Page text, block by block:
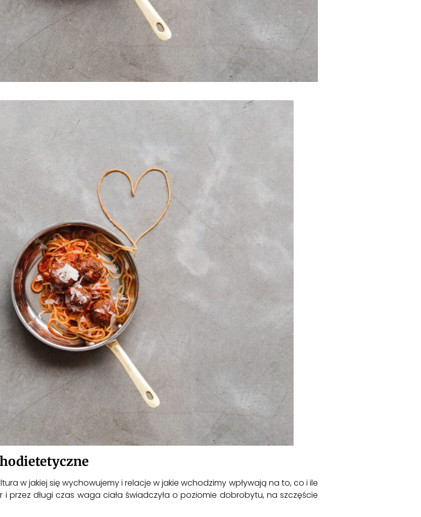
w jakiej się wychowujemy i relacje w jakie wchodzimy wpływają na to, co i ile
przez długi czas waga ciała świadczyła o poziomie dobrobytu, na szczęście